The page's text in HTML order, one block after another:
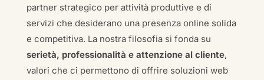
partner strategico per attività produttive e di
servizi che desiderano una presenza online solida
e competitiva. La nostra filosofia si fonda su
serietà, professionalità e attenzione al cliente,
valori che ci permettono di offrire soluzioni web